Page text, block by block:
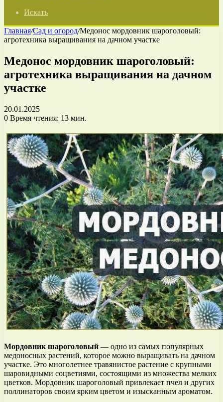
Искать
Главная/Сад и огород/Медонос мордовник шароголовый:
агротехника выращивания на дачном участке
Медонос мордовник шароголовый:
агротехника выращивания на дачном
участке
20.01.2025
0 Время чтения: 13 мин.
Мордовник шароголовый — одно из самых популярных
медоносных растений, которое можно выращивать на дачном
участке. Это многолетнее травянистое растение с крупными
шаровидными соцветиями, состоящими из множества мелких
цветков. Мордовник шароголовый привлекает пчел и других
поллинаторов своим ярким цветом и изысканным ароматом.